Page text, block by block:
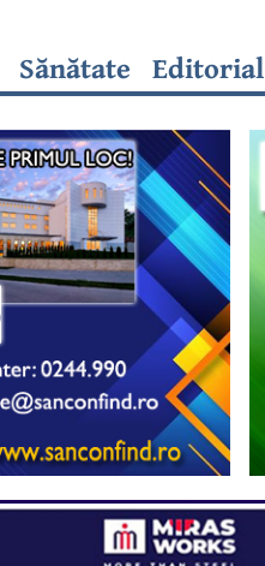
Sănătate Editorial